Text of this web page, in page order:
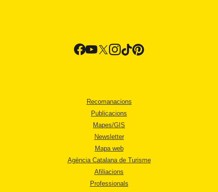
Recomanacions
Publicacions
Mapes/GIS
Newsletter
Mapa web
Agència Catalana de Turisme
Afiliacions
Professionals